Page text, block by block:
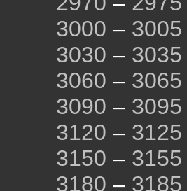
3000 – 3005
3030 – 3035
3060 – 3065
3090 – 3095
3120 – 3125
3150 – 3155
3180 – 3185